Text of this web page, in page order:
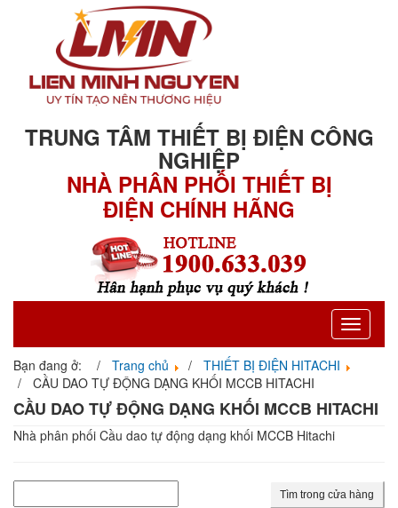
TRUNG TÂM THIẾT BỊ ĐIỆN CÔNG
NGHIỆP
NHÀ PHÂN PHỐI THIẾT BỊ
ĐIỆN CHÍNH HÃNG
Toggle
Bạn đang ở: Trang chủ
THIẾT BỊ ĐIỆN HITACHI
CẦU DAO TỰ ĐỘNG DẠNG KHỐI MCCB HITACHI
CẦU DAO TỰ ĐỘNG DẠNG KHỐI MCCB HITACHI
Nhà phân phối Cầu dao tự động dạng khối MCCB Hitachi
Tìm trong cửa hàng